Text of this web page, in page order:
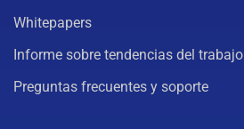
Whitepapers
Informe sobre tendencias del
Preguntas frecuentes y soporte